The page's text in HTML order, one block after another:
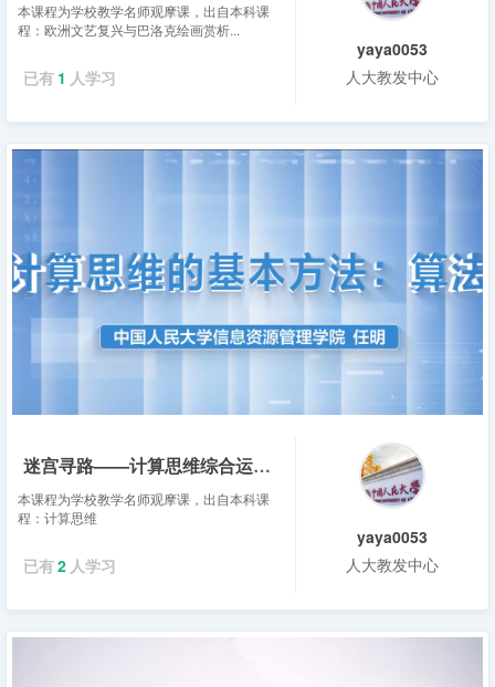
本课程为学校教学名师观摩课，出自本科课
程：欧洲文艺复兴与巴洛克绘画赏析...
已有 1 人学习
yaya0053
人大教发中心
迷宫寻路——计算思维综合运用——任明
本课程为学校教学名师观摩课，出自本科课
程：计算思维
已有2 人学习
yaya0053
人大教发中心